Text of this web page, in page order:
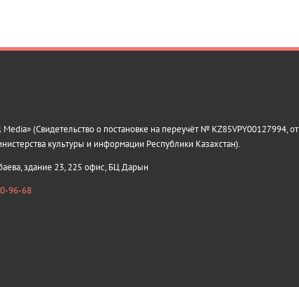
(Свидетельство о постановке на переучёт № KZ85VPY00127994, от
культуры и информации Республики Казахстан).
здание 23, 225 офис, БЦ Дарын
96-68